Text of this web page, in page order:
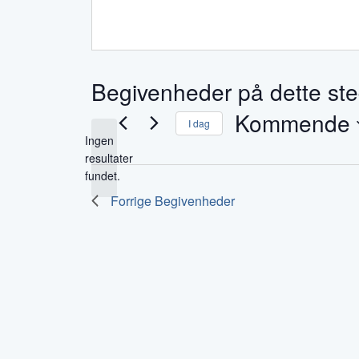
Begivenheder på dette
Notice
Ingen
resultater
fundet.
I dag Kommende
dato.
Forrige Begivenheder